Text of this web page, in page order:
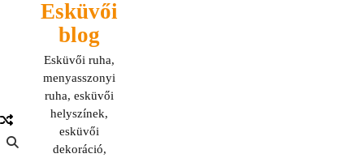
Esküvői
blog
Esküvői ruha,
menyasszonyi
ruha, esküvői
helyszínek,
esküvői
dekoráció,